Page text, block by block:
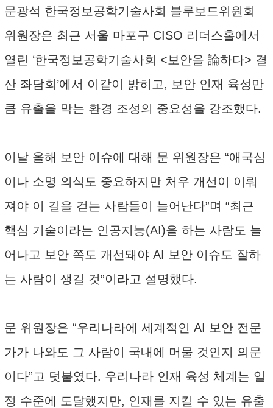
문광석 한국정보공학기술사회 블루보드위원회
위원장은 최근 서울 마포구 CISO 리더스홀에서
열린 ‘한국정보공학기술사회 <보안을 論하다> 결
산 좌담회’에서 이같이 밝히고, 보안 인재 육성만
큼 유출을 막는 환경 조성의 중요성을 강조했다.
이날 올해 보안 이슈에 대해 문 위원장은 “애국심
이나 소명 의식도 중요하지만 처우 개선이 이뤄
져야 이 길을 걷는 사람들이 늘어난다”며 “최근
핵심 기술이라는 인공지능(AI)을 하는 사람도 늘
어나고 보안 쪽도 개선돼야 AI 보안 이슈도 잘하
는 사람이 생길 것”이라고 설명했다.
문 위원장은 “우리나라에 세계적인 AI 보안 전문
가가 나와도 그 사람이 국내에 머물 것인지 의문
이다”고 덧붙였다. 우리나라 인재 육성 체계는 일
정 수준에 도달했지만, 인재를 지킬 수 있는 유출